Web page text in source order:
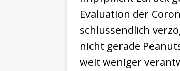
Evaluation der
schlussendlich
nicht gerade
weit weniger